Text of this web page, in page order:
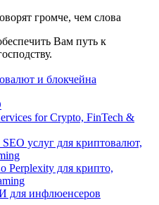
громче, чем слова
Вам путь к
и блокчейна
for Crypto, FinTech &
услуг для криптовалют,
Perplexity для крипто,
для инфлюенсеров